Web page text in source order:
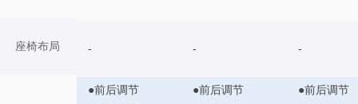
座椅布局 - - -
●前后调节
●前后调节
●前后调节